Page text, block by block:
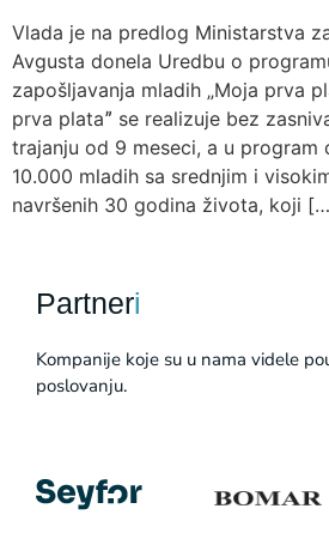
Vlada je na predlog Ministarstva
Avgusta donela Uredbu o
zapošljavanja mladih „Moja prva
prva plataˮ se realizuje bez
trajanju od 9 meseci, a u program
10.000 mladih sa srednjim i
navršenih 30 godina života, koji
Partneri
Kompanije koje su u nama videle
poslovanju.